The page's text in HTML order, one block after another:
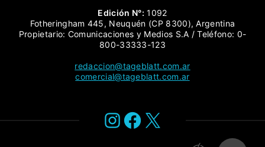
Edición N°: 1092
Fotheringham 445, Neuquén (CP 8300), Argentina
Propietario: Comunicaciones y Medios S.A / Teléfono: 0-
800-33333-123
redaccion@tageblatt.com.ar
comercial@tageblatt.com.ar
Instagram
Facebook
X